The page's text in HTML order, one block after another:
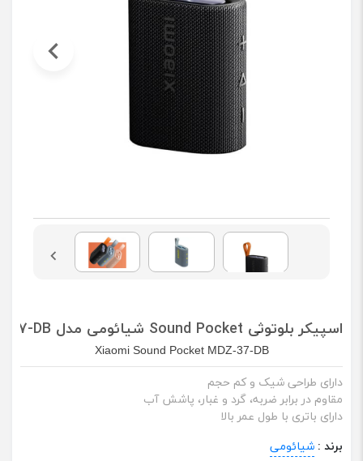
اسپیکر بلوتوثی Sound Pocket شیائومی مدل MDZ-37-DB
Xiaomi Sound Pocket MDZ-37-DB
دارای طراحی شیک و کم‌ حجم
مقاوم در برابر ضربه، گرد و غبار، پاشش آب
دارای باتری با طول عمر بالا
برند : شیائومی